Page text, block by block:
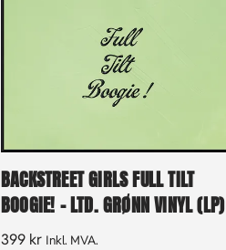
BACKSTREET GIRLS FULL TILT
BOOGIE! – LTD. GRØNN VINYL (LP)
399 kr Inkl. MVA.